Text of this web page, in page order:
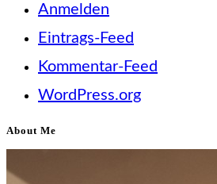
Anmelden
Eintrags-Feed
Kommentar-Feed
WordPress.org
About Me